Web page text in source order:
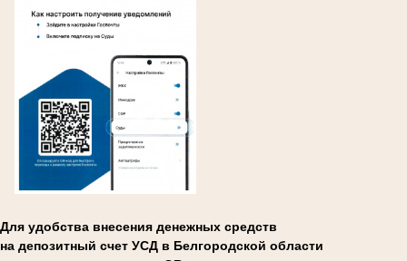
Для удобства внесения денежных средств
на депозитный счет УСД в Белгородской области